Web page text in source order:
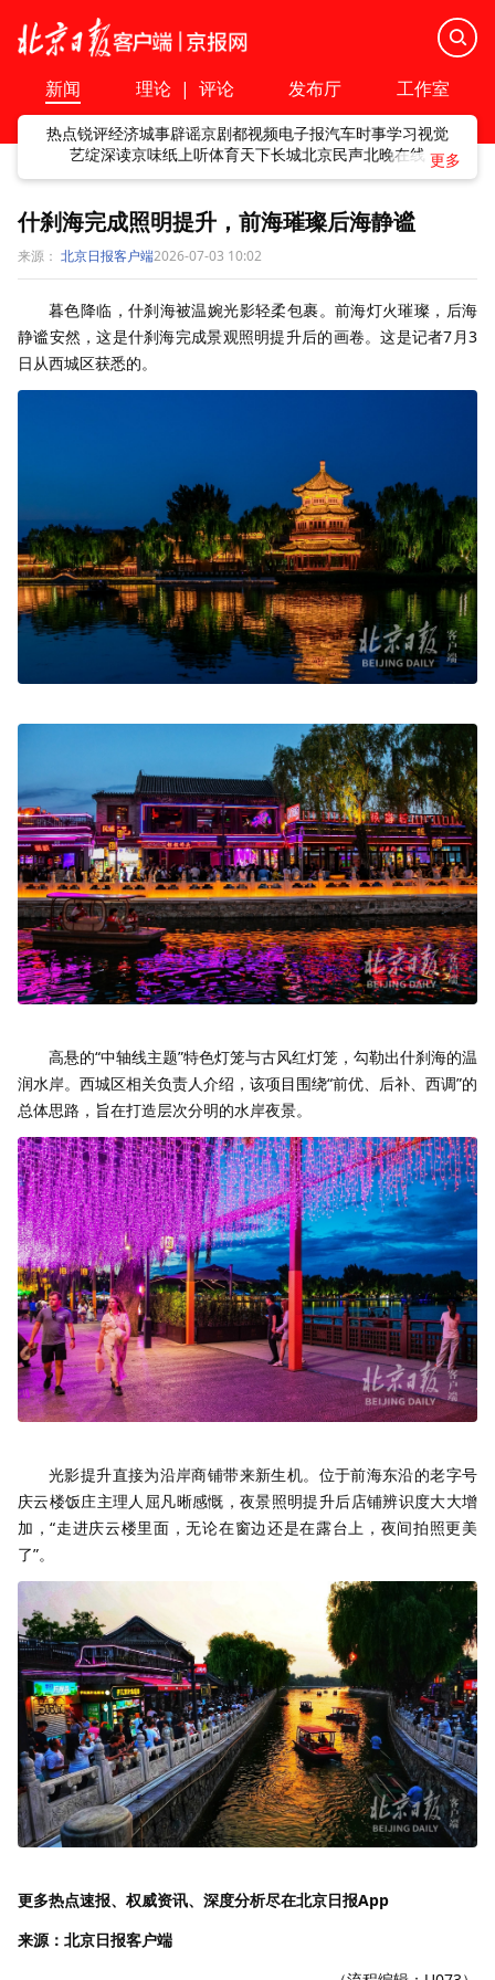
新闻 理论 | 评论 发布厅 工作室
热点锐评经济城事辟谣京剧都视频电子报汽车时事学习视觉
艺绽深读京味纸上听体育天下长城北京民声北晚在线
什刹海完成照明提升，前海璀璨后海静谧
来源： 北京日报客户端2026-07-03 10:02
暮色降临，什刹海被温婉光影轻柔包裹。前海灯火璀璨，后海
静谧安然，这是什刹海完成景观照明提升后的画卷。这是记者7月3
日从西城区获悉的。
高悬的“中轴线主题”特色灯笼与古风红灯笼，勾勒出什刹海的温
润水岸。西城区相关负责人介绍，该项目围绕“前优、后补、西调”的
总体思路，旨在打造层次分明的水岸夜景。
光影提升直接为沿岸商铺带来新生机。位于前海东沿的老字号
庆云楼饭庄主理人屈凡晰感慨，夜景照明提升后店铺辨识度大大增
加，“走进庆云楼里面，无论在窗边还是在露台上，夜间拍照更美
了”。
更多热点速报、权威资讯、深度分析尽在北京日报App
来源：北京日报客户端